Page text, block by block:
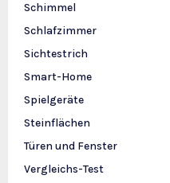
Schimmel
Schlafzimmer
Sichtestrich
Smart-Home
Spielgeräte
Steinflächen
Türen und Fenster
Vergleichs-Test